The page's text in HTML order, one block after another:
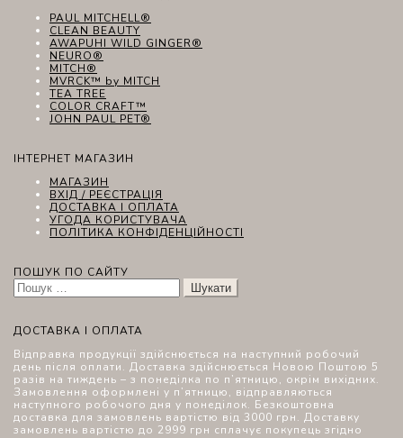
PAUL MITCHELL®
CLEAN BEAUTY
AWAPUHI WILD GINGER®
NEURO®
MITCH®
MVRCK™ by MITCH
TEA TREE
COLOR CRAFT™
JOHN PAUL PET®
ІНТЕРНЕТ МАГАЗИН
МАГАЗИН
ВХІД / РЕЄСТРАЦІЯ
ДОСТАВКА І ОПЛАТА
УГОДА КОРИСТУВАЧА
ПОЛІТИКА КОНФІДЕНЦІЙНОСТІ
ПОШУК ПО САЙТУ
Пошук:
ДОСТАВКА І ОПЛАТА
Відправка продукції здійснюється на наступний робочий
день після оплати. Доставка здійснюється Новою Поштою 5
разів на тиждень – з понеділка по п’ятницю, окрім вихідних.
Замовлення оформлені у п’ятницю, відправляються
наступного робочого дня у понеділок. Безкоштовна
доставка для замовлень вартістю від 3000 грн. Доставку
замовлень вартістю до 2999 грн сплачує покупець згідно